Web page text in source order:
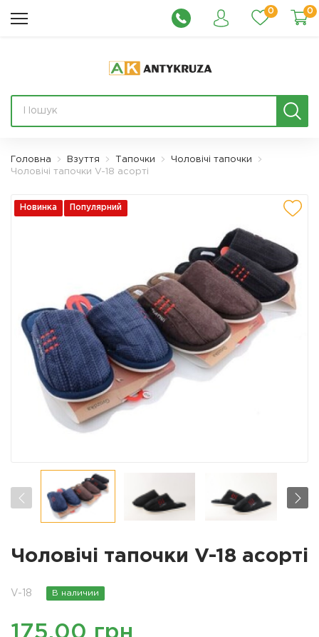
0 0
Головна Взуття Тапочки
Чоловічі тапочки
Чоловічі тапочки V-18 асорті
Новинка Популярний
Чоловічі тапочки V-18 асорті
V-18 В наличии
175,00 грн